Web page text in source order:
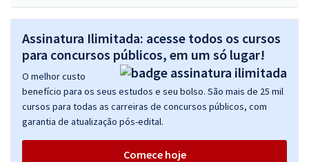
Assinatura Ilimitada: acesse todos os cursos
para concursos públicos, em um só lugar!
O melhor custo
benefício para os seus estudos e seu bolso. São mais de 25 mil
cursos para todas as carreiras de concursos públicos, com
garantia de atualização pós-edital.
Comece hoje